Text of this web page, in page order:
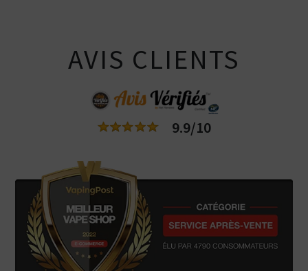
AVIS CLIENTS
9.9/10